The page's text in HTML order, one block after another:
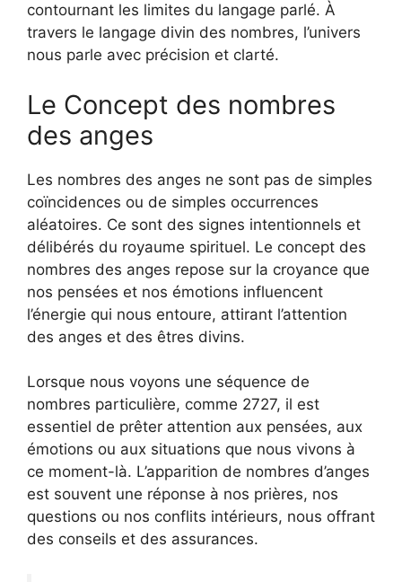
contournant les limites du langage parlé. À
travers le langage divin des nombres, l’univers
nous parle avec précision et clarté.
Le Concept des nombres
des anges
Les nombres des anges ne sont pas de simples
coïncidences ou de simples occurrences
aléatoires. Ce sont des signes intentionnels et
délibérés du royaume spirituel. Le concept des
nombres des anges repose sur la croyance que
nos pensées et nos émotions influencent
l’énergie qui nous entoure, attirant l’attention
des anges et des êtres divins.
Lorsque nous voyons une séquence de
nombres particulière, comme 2727, il est
essentiel de prêter attention aux pensées, aux
émotions ou aux situations que nous vivons à
ce moment-là. L’apparition de nombres d’anges
est souvent une réponse à nos prières, nos
questions ou nos conflits intérieurs, nous offrant
des conseils et des assurances.